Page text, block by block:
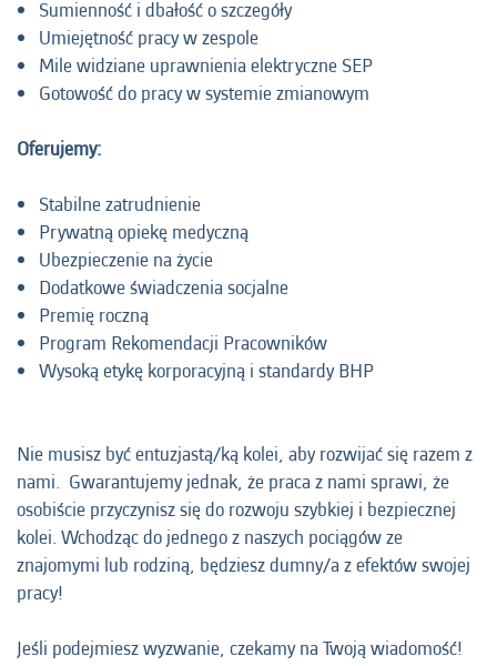
Sumienność i dbałość o szczegóły
Umiejętność pracy w zespole
Mile widziane uprawnienia elektryczne SEP
Gotowość do pracy w systemie zmianowym
Oferujemy:
Stabilne zatrudnienie
Prywatną opiekę medyczną
Ubezpieczenie na życie
Dodatkowe świadczenia socjalne
Premię roczną
Program Rekomendacji Pracowników
Wysoką etykę korporacyjną i standardy BHP
Nie musisz być entuzjastą/ką kolei, aby rozwijać się razem z
nami. Gwarantujemy jednak, że praca z nami sprawi, że
osobiście przyczynisz się do rozwoju szybkiej i bezpiecznej
kolei. Wchodząc do jednego z naszych pociągów ze
znajomymi lub rodziną, będziesz dumny/a z efektów swojej
pracy!
Jeśli podejmiesz wyzwanie, czekamy na Twoją wiadomość!